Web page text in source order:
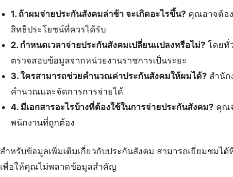
1. ถ้าผมจ่ายประกันสังคมล่าช้า จะเกิดอะไรขึ้น?คุณอาจต้อง
สิทธิประโยชน์ที่ควรได้รับ
2. กำหนดเวลาจ่ายประกันสังคมเปลี่ยนแปลงหรือไม่?โดยทั่
ตรวจสอบข้อมูลจากหน่วยงานราชการเป็นระยะ
3. ใครสามารถช่วยคำนวณค่าประกันสังคมให้ผมได้?สำนัก
คำนวณและจัดการการจ่ายได้
4. มีเอกสารอะไรบ้างที่ต้องใช้ในการจ่ายประกันสังคม?คุณจ
พนักงานที่ถูกต้อง
สำหรับข้อมูลเพิ่มเติมเกี่ยวกับประกันสังคม สามารถเยี่ยมชมได้
เพื่อให้คุณไม่พลาดข้อมูลสำคัญ